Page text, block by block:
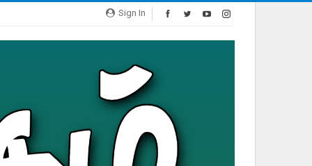
Sign In